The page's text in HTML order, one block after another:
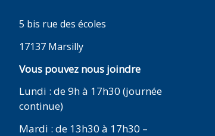
5 bis rue des écoles
17137 Marsilly
Vous pouvez nous joindre
Lundi : de 9h à 17h30 (journée
continue)
Mardi : de 13h30 à 17h30 –